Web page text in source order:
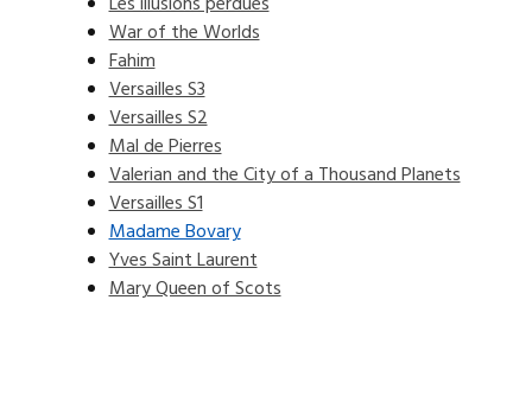
War of the Worlds
Fahim
Versailles S3
Versailles S2
Mal de Pierres
Valerian and the City of a Thousand Planets
Versailles S1
Madame Bovary
Yves Saint Laurent
Mary Queen of Scots